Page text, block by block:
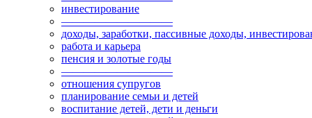
инвестирование
——————————
доходы, заработки, пассивные доходы,
работа и карьера
пенсия и золотые годы
——————————
отношения супругов
планирование семьи и детей
воспитание детей, дети и деньги